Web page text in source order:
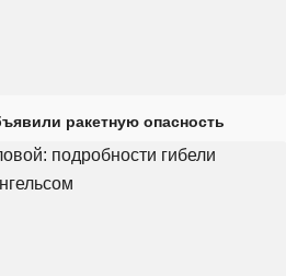
ракетную опасность